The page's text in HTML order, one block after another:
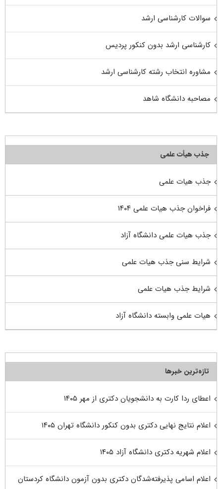
سوالات کارشناسی ارشد
کارشناسی ارشد بدون کنکور پردیس
مشاوره انتخاب رشته کارشناسی ارشد
مصاحبه دانشگاه شاهد
جذب هیأت علمی
جذب هیات علمی
فراخوان جذب هیات علمی ۱۴۰۴
جذب هیات علمی دانشگاه آزاد
شرایط سنی جذب هیات علمی
شرایط جذب هیات علمی
هیات علمی وابسته دانشگاه آزاد
تازه‌ترین خبرها
اعطای ردا کارت به دانشجویان دکتری از مهر ۱۴۰۵
اعلام نتایج نهایی دکتری بدون کنکور دانشگاه تهران ۱۴۰۵
اعلام شهریه دکتری دانشگاه آزاد ۱۴۰۵
اعلام اسامی پذیرفته‌شدگان دکتری بدون آزمون دانشگاه کردستان